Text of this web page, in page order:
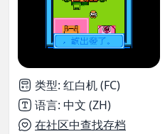
类型: 红白机 (FC)
语言: 中文 (ZH)
在社区中查找存档